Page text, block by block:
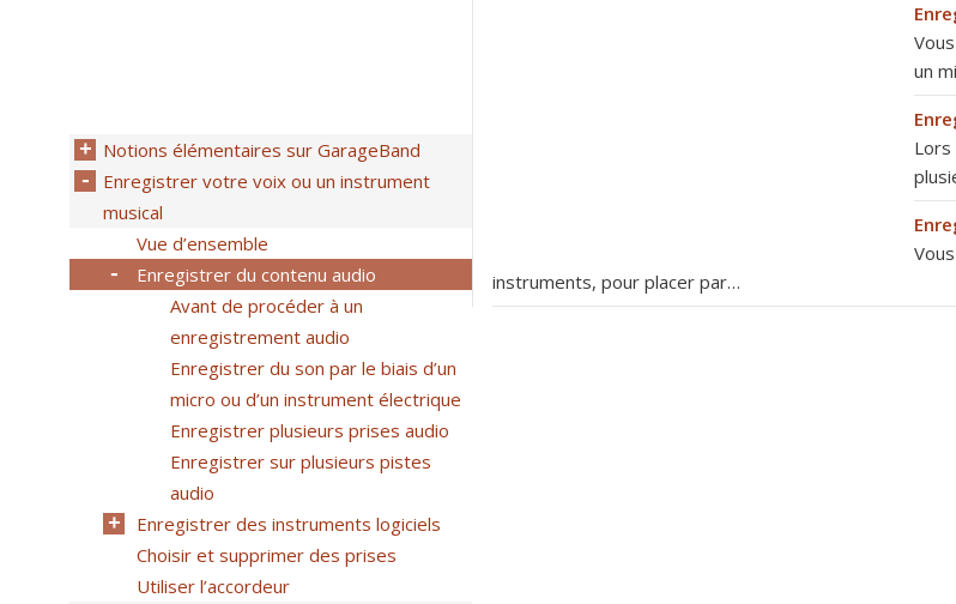
un
Lors
instruments, pour placer par…
Notions élémentaires sur GarageBand
Enregistrer votre voix ou un instrument
musical
Vue d’ensemble
Enregistrer du contenu audio
Avant de procéder à un
enregistrement audio
Enregistrer du son par le biais d’un
micro ou d’un instrument électrique
Enregistrer plusieurs prises audio
Enregistrer sur plusieurs pistes
audio
Enregistrer des instruments logiciels
Choisir et supprimer des prises
Utiliser l’accordeur